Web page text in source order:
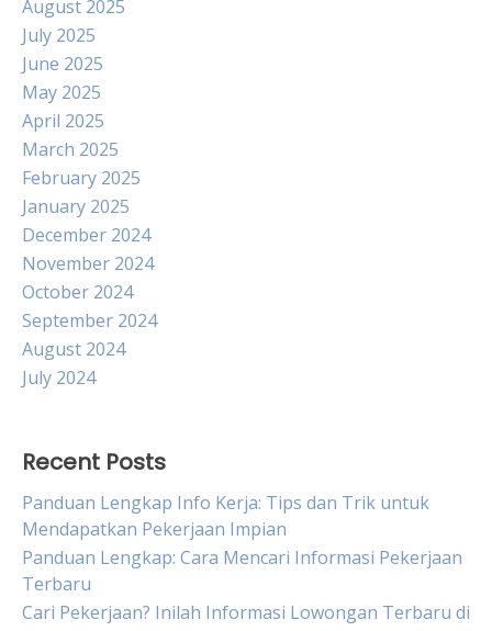
August 2025
July 2025
June 2025
May 2025
April 2025
March 2025
February 2025
January 2025
December 2024
November 2024
October 2024
September 2024
August 2024
July 2024
Recent Posts
Panduan Lengkap Info Kerja: Tips dan Trik untuk
Mendapatkan Pekerjaan Impian
Panduan Lengkap: Cara Mencari Informasi Pekerjaan
Terbaru
Cari Pekerjaan? Inilah Informasi Lowongan Terbaru di